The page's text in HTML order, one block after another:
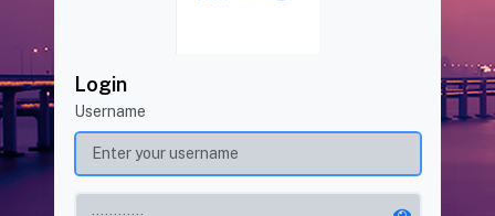
Login
Username